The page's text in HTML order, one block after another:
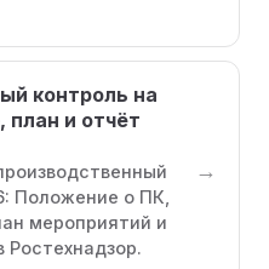
контроль на
и отчёт
Положение о ПК,
мероприятий и
Ростехнадзор.
→